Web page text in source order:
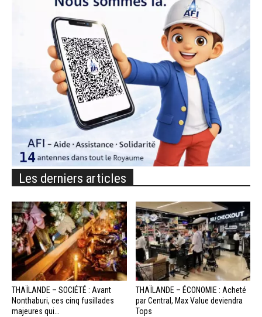
Les derniers articles
THAÏLANDE – SOCIÉTÉ : Avant
Nonthaburi, ces cinq fusillades
majeures qui...
THAÏLANDE – ÉCONOMIE : Acheté
par Central, Max Value deviendra
Tops